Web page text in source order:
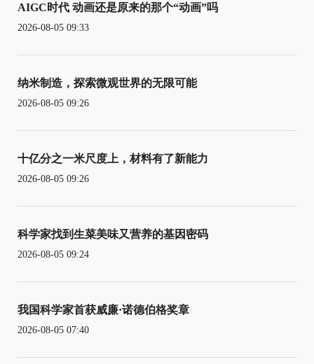
AIGC时代 动画还是原来的那个“动画”吗
2026-08-05 09:33
纳米制造，探索微观世界的无限可能
2026-08-05 09:26
十亿分之一米尺度上，材料有了新能力
2026-08-05 09:26
科学家找到生菜美味又营养的基因密码
2026-08-05 09:24
我国科学家首获威廉·诺德伯格奖章
2026-08-05 07:40